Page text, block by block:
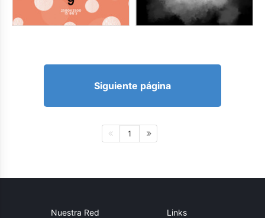
Siguiente página
1
Nuestra Red Links